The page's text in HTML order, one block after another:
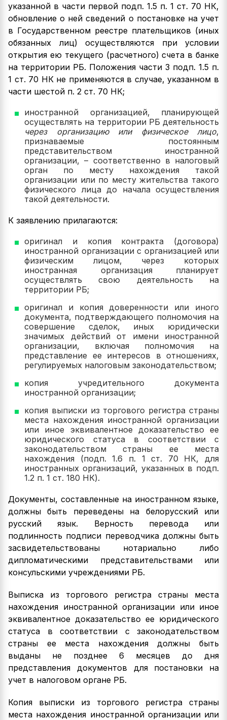
указанной в части первой подп. 1.5 п. 1 ст. 70 НК,
обновление о ней сведений о постановке на учет
в Государственном реестре плательщиков (иных
обязанных лиц) осуществляются при условии
открытия ею текущего (расчетного) счета в банке
на территории РБ. Положения части 3 подп. 1.5 п.
1 ст. 70 НК не применяются в случае, указанном в
части шестой п. 2 ст. 70 НК;
иностранной организацией, планирующей
осуществлять на территории РБ деятельность
через организацию или физическое лицо,
признаваемые постоянным
представительством иностранной
организации, – соответственно в налоговый
орган по месту нахождения такой
организации или по месту жительства такого
физического лица до начала осуществления
такой деятельности.
К заявлению прилагаются:
оригинал и копия контракта (договора)
иностранной организации с организацией или
физическим лицом, через которых
иностранная организация планирует
осуществлять свою деятельность на
территории РБ;
оригинал и копия доверенности или иного
документа, подтверждающего полномочия на
совершение сделок, иных юридически
значимых действий от имени иностранной
организации, включая полномочия на
представление ее интересов в отношениях,
регулируемых налоговым законодательством;
копия учредительного документа
иностранной организации;
копия выписки из торгового регистра страны
места нахождения иностранной организации
или иное эквивалентное доказательство ее
юридического статуса в соответствии с
законодательством страны ее места
нахождения (подп. 1.6 п. 1 ст. 70 НК, для
иностранных организаций, указанных в подп.
1.2 п. 1 ст. 180 НК).
Документы, составленные на иностранном языке,
должны быть переведены на белорусский или
русский язык. Верность перевода или
подлинность подписи переводчика должны быть
засвидетельствованы нотариально либо
дипломатическими представительствами или
консульскими учреждениями РБ.
Выписка из торгового регистра страны места
нахождения иностранной организации или иное
эквивалентное доказательство ее юридического
статуса в соответствии с законодательством
страны ее места нахождения должны быть
выданы не позднее 6 месяцев до дня
представления документов для постановки на
учет в налоговом органе РБ.
Копия выписки из торгового регистра страны
места нахождения иностранной организации или